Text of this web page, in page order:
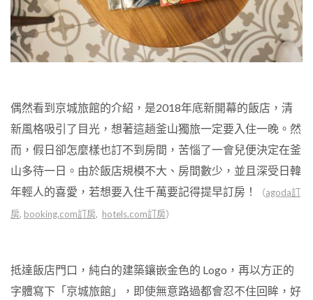
偶然看到京城旅館的介紹，是2018年底新開幕的飯店，清
新風格吸引了目光，想著這趟釜山獨旅一定要入住一晚。然
而，假日卻怎麼樣也訂不到房間，苦惱了一會兒便決定在釜
山多待一日。由於飯店規模不大、房間數少，並且深受日韓
年輕人的喜愛，若想要入住千萬要記得提早訂房！
（agoda訂
房, booking.com訂房, hotels.com訂房）
抵達飯店門口，純白的建築鑲嵌金色的 Logo ，再以方正的
字體寫下「京城旅館」，即使無意路過都會忍不住回眸，好